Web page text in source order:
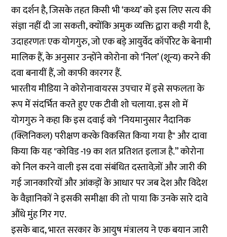
का दर्शन है, जिसके तहत किसी भी ‘कथ्य’ को इस लिए सत्य की
संज्ञा नहीं दी जा सकती, क्योंकि अमुक व्यक्ति द्वारा कही गयी है,
उदाहरणतः एक योगगुरु, जो एक बड़े आयुर्वेद कॉर्पोरेट के बेनामी
मालिक हैं, के अनुसार उन्होंने कोरोना को ‘निल’ (शून्य) करने की
दवा बनायीं हैं, जो काफी कारगर हैं.
भारतीय मीडिया ने कोरोनावायरस उपचार में इसे सफलता के
रूप में संदर्भित करते हुए एक टीवी शो चलाया. इस शो में
योगगुरु ने कहा कि इस दवाई को "नियमानुसार नैदानिक
(क्लिनिकल) परीक्षण करके विकसित किया गया है" और दावा
किया कि यह "कोविड -19 का शत प्रतिशत इलाज है.” कोरोना
को निल करने वाली इस दवा संबंधित दस्तावेज़ों और जारी की
गई जानकारियों और आंकड़ों के आधार पर जब देश और विदेश
के वैज्ञानिकों ने इसकी समीक्षा की तो पाया कि उनके सारे दावे
औंधे मुंह गिर गए.
इसके बाद, भारत सरकार के आयुष मंत्रालय ने एक बयान जारी